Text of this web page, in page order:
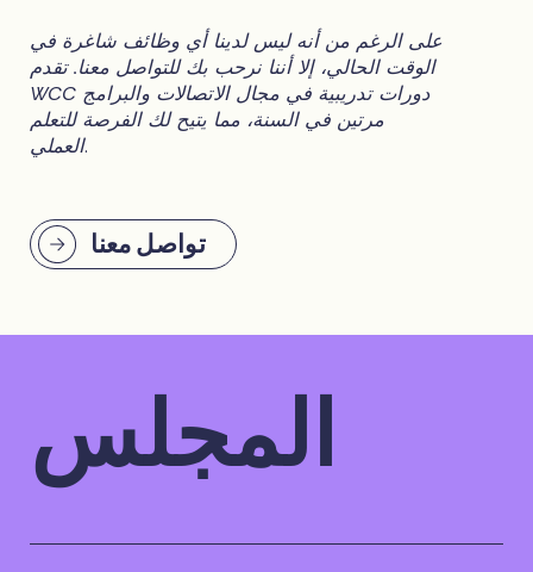
على الرغم من أنه ليس لدينا أي وظائف شاغرة في
الوقت الحالي، إلا أننا نرحب بك للتواصل معنا. تقدم
WCC دورات تدريبية في مجال الاتصالات والبرامج
مرتين في السنة، مما يتيح لك الفرصة للتعلم
العملي.
تواصل معنا
المجلس